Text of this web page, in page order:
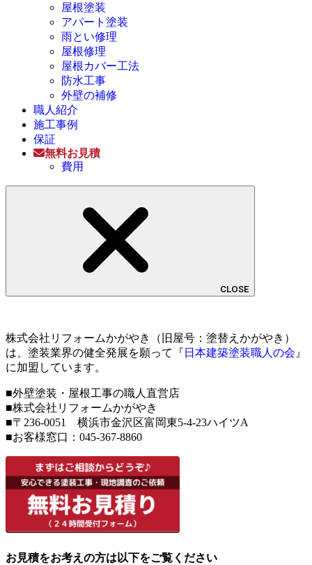
屋根塗装
アパート塗装
雨とい修理
屋根修理
屋根カバー工法
防水工事
外壁の補修
職人紹介
施工事例
保証
無料お見積
費用
CLOSE
株式会社リフォームかがやき（旧屋号：塗替えかがやき）
は、塗装業界の健全発展を願って『 日本建築塗装職人の会 』
に加盟しています。
■外壁塗装・屋根工事の職人直営店
■株式会社リフォームかがやき
■〒236-0051 横浜市金沢区富岡東5-4-23ハイツA
■お客様窓口： 045-367-8860
お見積をお考えの方は以下をご覧ください